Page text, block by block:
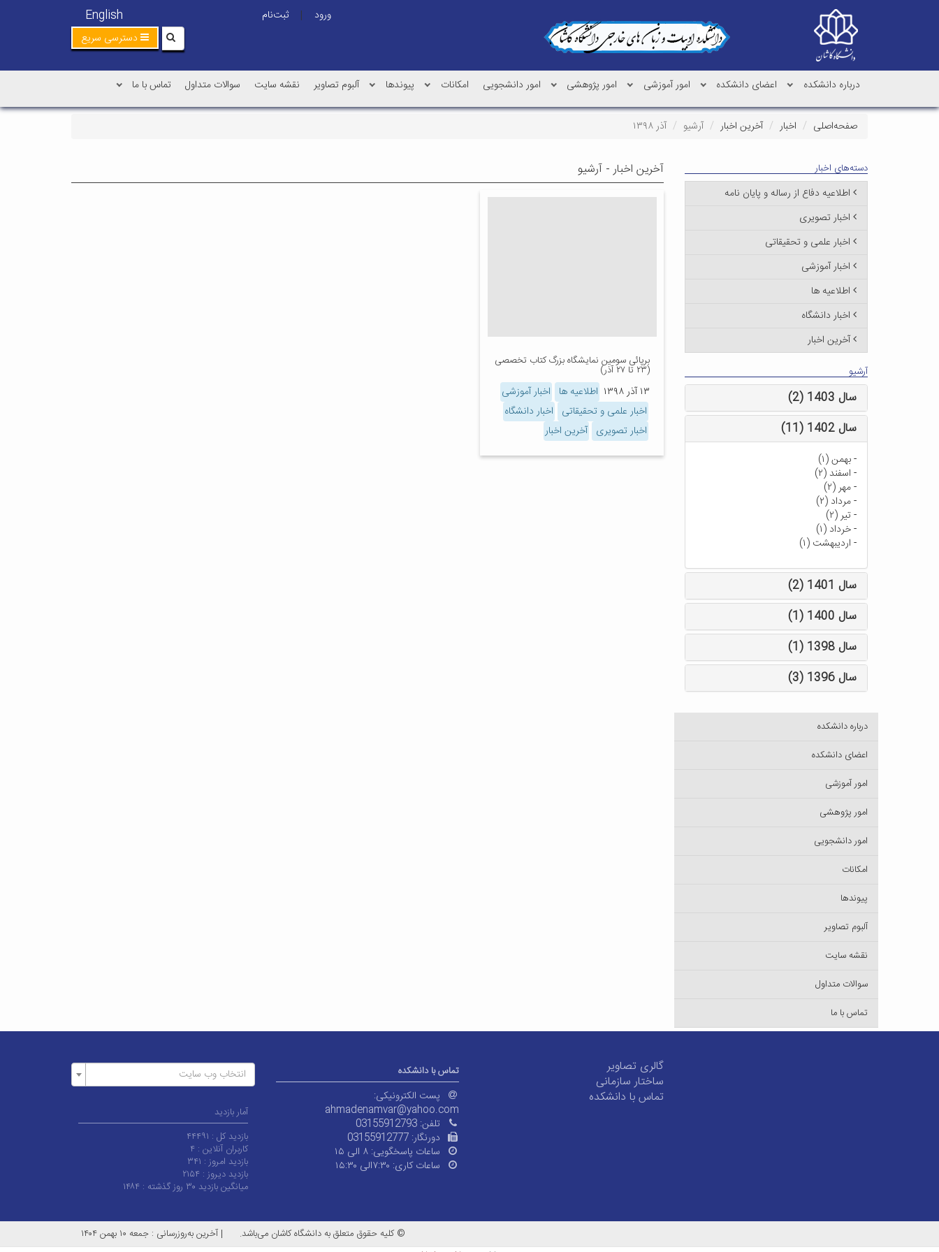
English ورود |
ثبت‌نام
دسترسی سریع
درباره دانشکده اعضای دانشکده امور آموزشی امور پژوهشی امور دانشجویی امکانات پیوندها آلبوم تصاویر نقشه سایت سوالات متداول تماس با ما
صفحه‌اصلی اخبار آخرین اخبار آرشیو آذر ۱۳۹۸
آخرین اخبار - آرشیو
برپائی سومین نمایشگاه بزرگ کتاب تخصصی
(۲۳ تا ۲۷ آذر)
۱۳ آذر ۱۳۹۸ اطلاعیه ها اخبار آموزشی
اخبار علمی و تحقیقاتی اخبار دانشگاه
اخبار تصویری آخرین اخبار
دسته‌های اخبار
اطلاعیه دفاع از رساله و پایان نامه
اخبار تصویری
اخبار علمی و تحقیقاتی
اخبار آموزشی
اطلاعیه ها
اخبار دانشگاه
آخرین اخبار
آرشیو
سال 1403 (2)
سال 1402 (11)
-بهمن (۱)
- اسفند (۲)
-مهر (۲)
-مرداد (۲)
-تیر (۲)
-خرداد (۱)
- اردیبهشت (۱)
سال 1401 (2)
سال 1400 (1)
سال 1398 (1)
سال 1396 (3)
درباره دانشکده
اعضای دانشکده
امور آموزشی
امور پژوهشی
امور دانشجویی
امکانات
پیوندها
آلبوم تصاویر
نقشه سایت
سوالات متداول
تماس با ما
گالری تصاویر
ساختار سازمانی
تماس با دانشکده
تماس با دانشکده
پست الکترونیکی:
ahmadenamvar@yahoo.com
تلفن: 03155912793
دورنگار: 03155912777
ساعات پاسخگویی: ۸ الی ۱۵
ساعات کاری: ۷:۳۰الی ۱۵:۳۰
انتخاب وب سایت
آمار بازدید
بازدید کل : ۴۴۴۹۱
کاربران آنلاین : ۴
بازدید امروز : ۳۴۱
بازدید دیروز : ۲۱۵۴
میانگین بازدید ۳۰ روز گذشته :
۱۴۸۴
© کلیه حقوق متعلق به دانشگاه کاشان می‌باشد. | آخرین به‌روزرسانی : جمعه ۱۰ بهمن ۱۴۰۴